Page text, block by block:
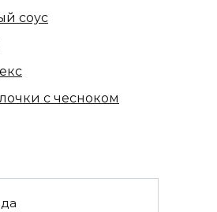
соус
с чесноком